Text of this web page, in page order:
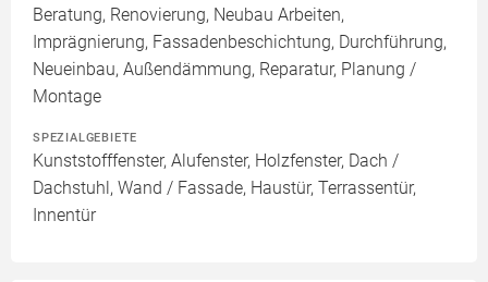
Beratung, Renovierung, Neubau Arbeiten,
Imprägnierung, Fassadenbeschichtung, Durchführung,
Neueinbau, Außendämmung, Reparatur, Planung /
Montage
SPEZIALGEBIETE
Kunststofffenster, Alufenster, Holzfenster, Dach /
Dachstuhl, Wand / Fassade, Haustür, Terrassentür,
Innentür